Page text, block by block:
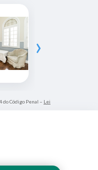
›
Código Penal – Lei